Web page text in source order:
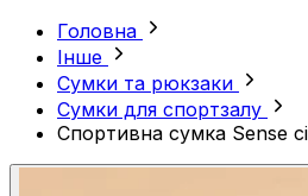
Головна
Інше
Сумки та рюкзаки
Сумки для спортзалу
Спортивна сумка Sense